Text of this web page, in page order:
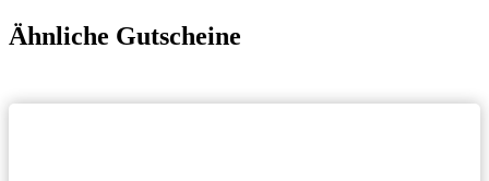
Ähnliche Gutscheine